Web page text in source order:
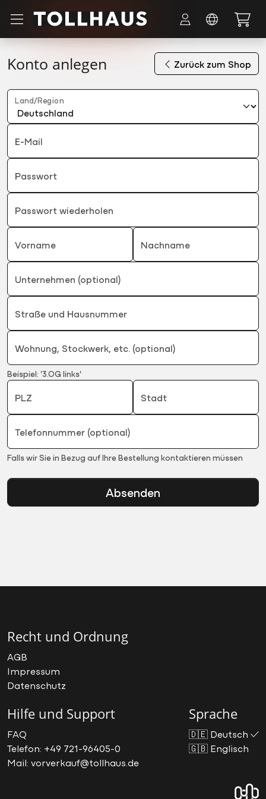
Zum Hauptinhalt springen
Konto anlegen Zurück zum Shop
Land/Region
E-Mail
Passwort
Passwort wiederholen
Vorname Nachname
Unternehmen (optional)
Straße und Hausnummer
Wohnung, Stockwerk, etc. (optional)
Beispiel: '3.OG links'
PLZ Stadt
Telefonnummer (optional)
Falls wir Sie in Bezug auf Ihre Bestellung kontaktieren müssen
Absenden
Recht und Ordnung
AGB
Impressum
Datenschutz
Hilfe und Support
FAQ
Telefon: +49 721-96405-0
Mail: vorverkauf@tollhaus.de
Sprache
🇩🇪 Deutsch
🇬🇧 Englisch